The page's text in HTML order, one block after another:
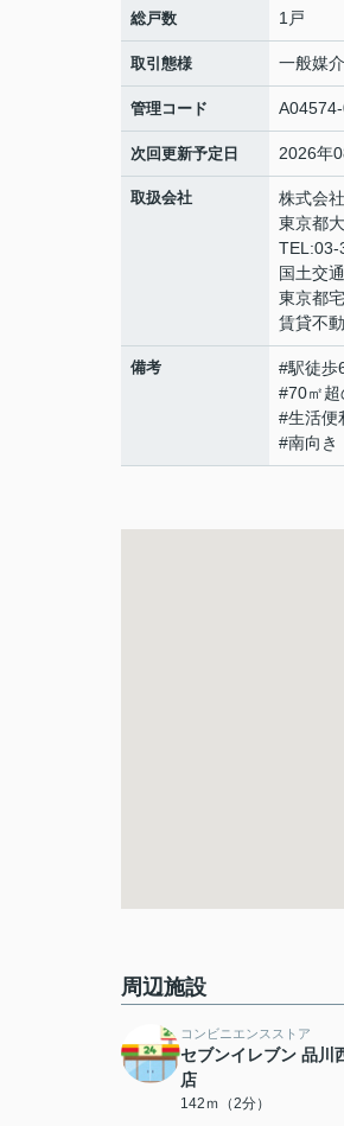
総戸数 1戸
取引態様 一般媒介
管理コード
次回更新予定日 2026年
取扱会社
株式会
東京都
TEL:03-
国土交
東京都
賃貸不
備考
#駅徒歩
#70㎡超
#生活便
#南向き
周辺施設
コンビニエンスストア
セブンイレブン 品川
店
142ｍ（2分）